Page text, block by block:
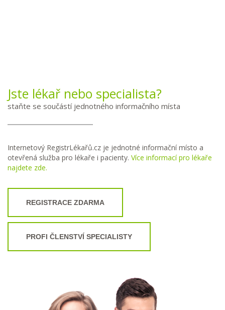
Jste lékař nebo specialista?
staňte se součástí jednotného informačního místa
Internetový RegistrLékařů.cz je jednotné informační místo a
otevřená služba pro lékaře i pacienty. Více informací pro lékaře
najdete zde.
REGISTRACE ZDARMA
PROFI ČLENSTVÍ SPECIALISTY